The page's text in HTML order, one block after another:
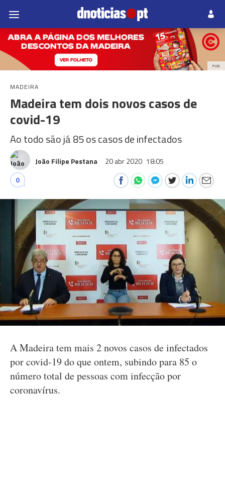
PUB
MADEIRA
Madeira tem dois novos casos de
covid-19
Ao todo são já 85 os casos de infectados
João Filipe Pestana 20 abr 2020 18:05
0
A Madeira tem mais 2 novos casos de infectados
por covid-19 do que ontem, subindo para 85 o
número total de pessoas com infecção por
coronavírus.